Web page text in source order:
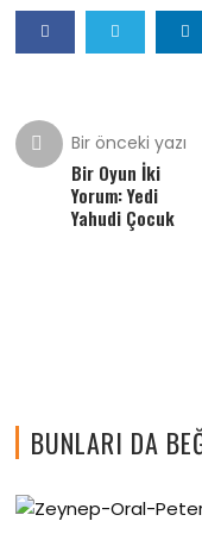
Bir önceki yazı
Bir Oyun İki
Yorum: Yedi
Yahudi Çocuk
BUNLARI DA